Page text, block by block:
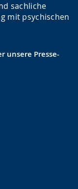
sachliche
mit psychischen
unsere Presse-